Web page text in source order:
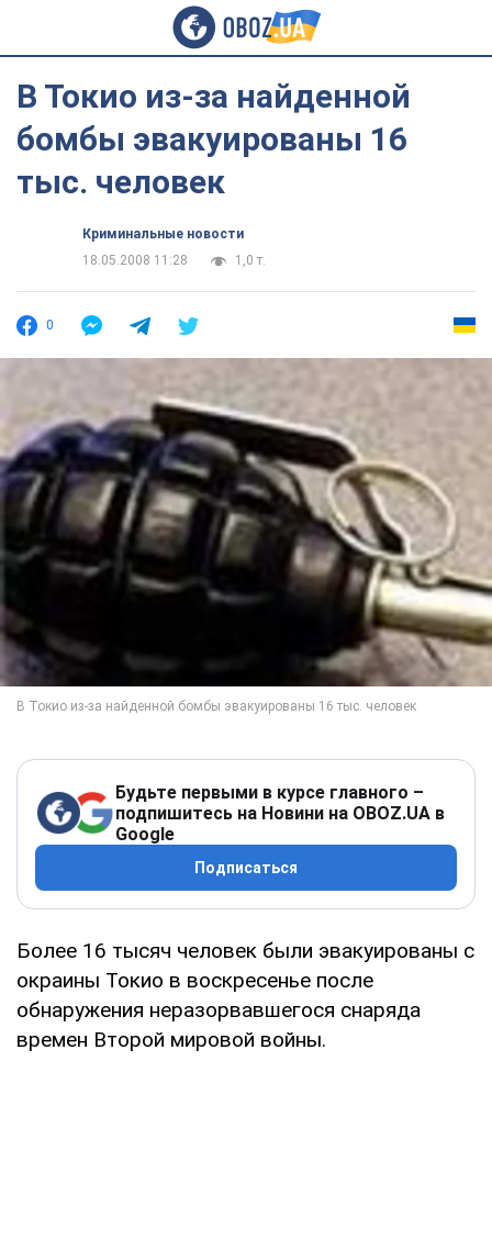
В Токио из-за найденной
бомбы эвакуированы 16
тыс. человек
Криминальные новости
18.05.2008 11:28
1,0 т.
0
Будьте первыми в курсе главного –
подпишитесь на Новини на OBOZ.UA в
Google
Подписаться
Более 16 тысяч человек были эвакуированы с
окраины Токио в воскресенье после
обнаружения неразорвавшегося снаряда
времен Второй мировой войны.